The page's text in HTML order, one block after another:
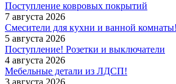
Поступление ковровых покрытий
7 августа 2026
Смесители для кухни и ванной комнаты!
5 августа 2026
Поступление! Розетки и выключатели
4 августа 2026
Мебельные детали из ЛДСП!